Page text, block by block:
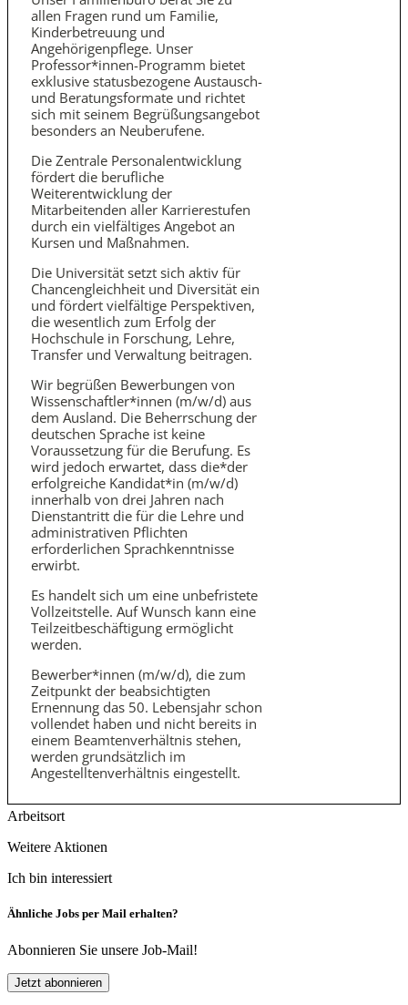
allen Fragen rund um Familie,
Kinder­betreuung und
Angehörigenpflege. Unser
Professor*innen-Programm bietet
exklusive status­bezogene Austausch-
und Beratungs­formate und richtet
sich mit seinem Begrüßungs­angebot
besonders an Neuberufene.
Die Zentrale Personal­entwicklung
fördert die berufliche
Weiterentwicklung der
Mitarbeitenden aller Karrierestufen
durch ein vielfältiges Angebot an
Kursen und Maßnahmen.
Die Universität setzt sich aktiv für
Chancengleichheit und Diversität ein
und fördert vielfältige Perspektiven,
die wesentlich zum Erfolg der
Hochschule in Forschung, Lehre,
Transfer und Verwaltung beitragen.
Wir begrüßen Bewerbungen von
Wissenschaftler*innen (m/w/d) aus
dem Ausland. Die Beherrschung der
deutschen Sprache ist keine
Voraussetzung für die Berufung. Es
wird jedoch erwartet, dass die*der
erfolgreiche Kandidat*in (m/w/d)
innerhalb von drei Jahren nach
Dienstantritt die für die Lehre und
administrativen Pflichten
erforderlichen Sprachkenntnisse
erwirbt.
Es handelt sich um eine unbefristete
Vollzeit­stelle. Auf Wunsch kann eine
Teilzeit­beschäftigung ermöglicht
werden.
Bewerber*innen (m/w/d), die zum
Zeitpunkt der beabsichtigten
Ernennung das 50. Lebensjahr schon
vollendet haben und nicht bereits in
einem Beamten­verhältnis stehen,
werden grundsätzlich im
Angestellten­verhältnis eingestellt.
Arbeitsort
Weitere Aktionen
Ich bin interessiert
Ähnliche Jobs per Mail erhalten?
Abonnieren Sie unsere Job-Mail!
Jetzt abonnieren